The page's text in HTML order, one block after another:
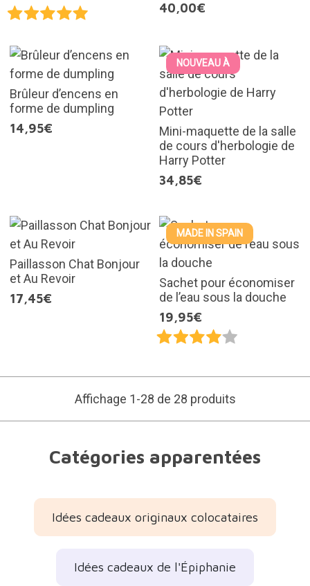
40,00€
Brûleur d’encens en
forme de dumpling
14,95€
NOUVEAU À
Mini-maquette de la salle
de cours d'herbologie de
Harry Potter
34,85€
Paillasson Chat Bonjour
et Au Revoir
17,45€
MADE IN SPAIN
Sachet pour économiser
de l’eau sous la douche
19,95€
Affichage 1-28 de 28 produits
Catégories apparentées
Idées cadeaux originaux colocataires
Idées cadeaux de l'Épiphanie